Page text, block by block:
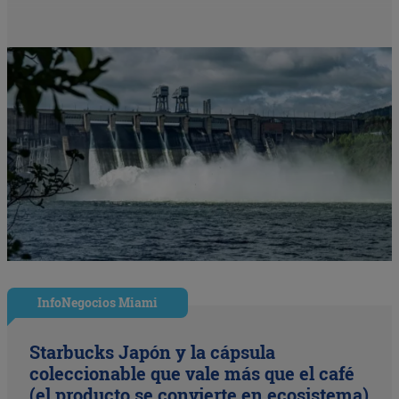
InfoNegocios Miami
Starbucks Japón y la cápsula
coleccionable que vale más que el café